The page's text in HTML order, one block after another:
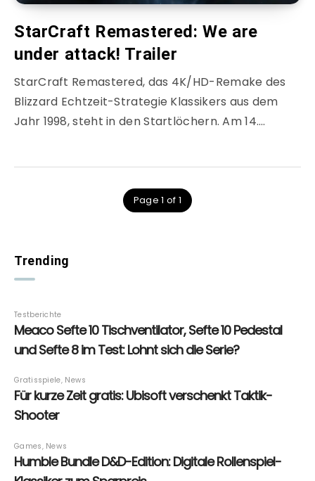
StarCraft Remastered: We are
under attack! Trailer
StarCraft Remastered, das 4K/HD-Remake des
Blizzard Echtzeit-Strategie Klassikers aus dem
Jahr 1998, steht in den Startlöchern. Am 14….
Page 1 of 1
Trending